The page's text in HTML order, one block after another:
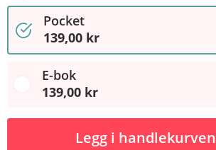
Pocket
139,00 kr
E-bok
139,00 kr
Legg i handlekurven